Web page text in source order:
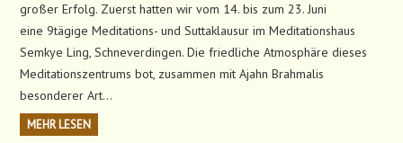
großer Erfolg. Zuerst hatten wir vom 14. bis zum 23. Juni
eine 9tägige Meditations- und Suttaklausur im Meditationshaus
Semkye Ling, Schneverdingen. Die friedliche Atmosphäre dieses
Meditationszentrums bot, zusammen mit Ajahn Brahmalis
besonderer Art…
MEHR LESEN